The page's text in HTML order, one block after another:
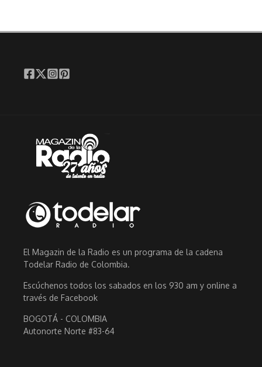
El Magazin de la Radio es un programa de la cadena
Todelar Radio de Colombia.
Escúchenos todos los sabados en los 930 am y online a
través de Facebook
BOGOTÁ - COLOMBIA
Autonorte Norte #83-64